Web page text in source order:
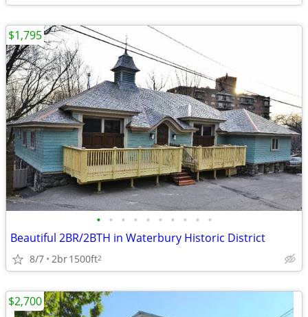
• • • • • • • • • •
Beautiful 2BR/2BTH in Waterbury Historic District
8/7 2br1500ft2
$1,795
$2,700